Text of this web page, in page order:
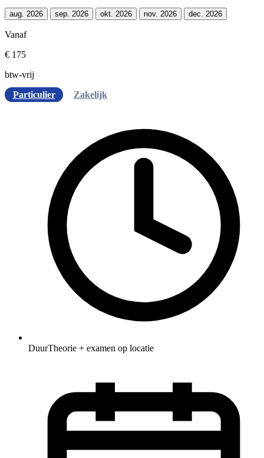
aug. 2026 sep. 2026 okt. 2026 nov. 2026 dec. 2026
Vanaf
€ 175
btw-vrij
Particulier
Zakelijk
DuurTheorie + examen op locatie